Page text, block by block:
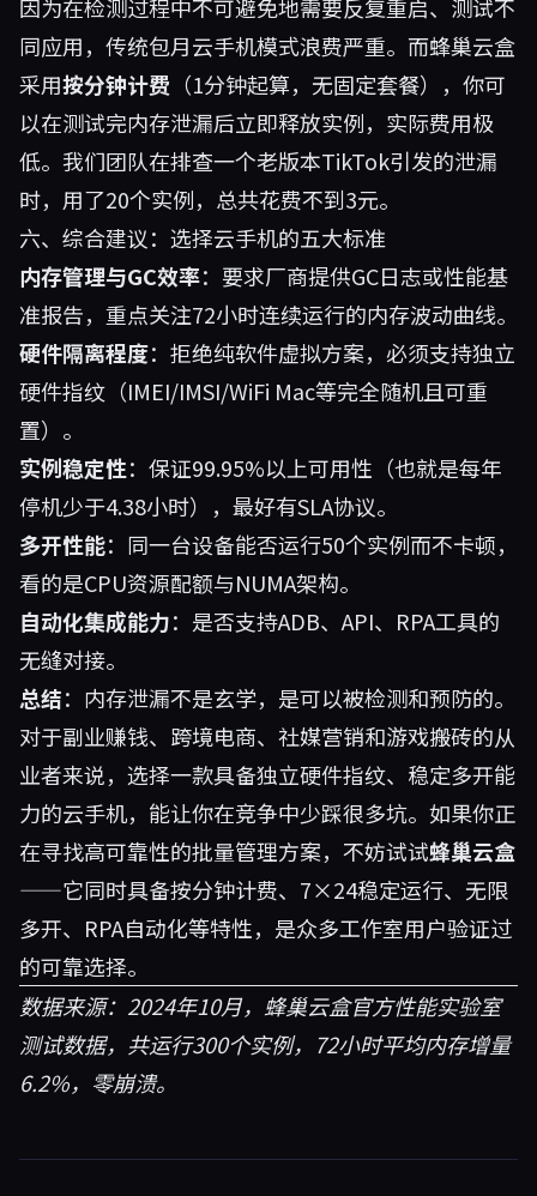
因为在检测过程中不可避免地需要反复重启、测试不
同应用，传统包月云手机模式浪费严重。而蜂巢云盒
采用按分钟计费 （1分钟起算，无固定套餐），你可
以在测试完内存泄漏后立即释放实例，实际费用极
低。我们团队在排查一个老版本TikTok引发的泄漏
时，用了20个实例，总共花费不到3元。
六、综合建议：选择云手机的五大标准
内存管理与GC效率：要求厂商提供GC日志或性能基
准报告，重点关注72小时连续运行的内存波动曲线。
硬件隔离程度：拒绝纯软件虚拟方案，必须支持独立
硬件指纹（IMEI/IMSI/WiFi Mac等完全随机且可重
置）。
实例稳定性：保证99.95%以上可用性（也就是每年
停机少于4.38小时），最好有SLA协议。
多开性能：同一台设备能否运行50个实例而不卡顿，
看的是CPU资源配额与NUMA架构。
自动化集成能力：是否支持ADB、API、RPA工具的
无缝对接。
总结：内存泄漏不是玄学，是可以被检测和预防的。
对于副业赚钱、跨境电商、社媒营销和游戏搬砖的从
业者来说，选择一款具备独立硬件指纹、稳定多开能
力的云手机，能让你在竞争中少踩很多坑。如果你正
在寻找高可靠性的批量管理方案，不妨试试蜂巢云盒
——它同时具备按分钟计费、7×24稳定运行、无限
多开、RPA自动化等特性，是众多工作室用户验证过
的可靠选择。
数据来源：2024年10月，蜂巢云盒官方性能实验室
测试数据，共运行300个实例，72小时平均内存增量
6.2%，零崩溃。